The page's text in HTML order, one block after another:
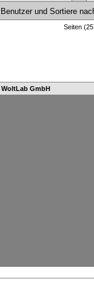
Benutzer und Sortiere
Seiten
WoltLab GmbH